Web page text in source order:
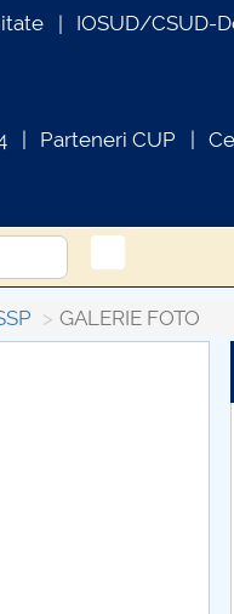
IOSUD/CSUD-
Parteneri CUP
GALERIE FOTO